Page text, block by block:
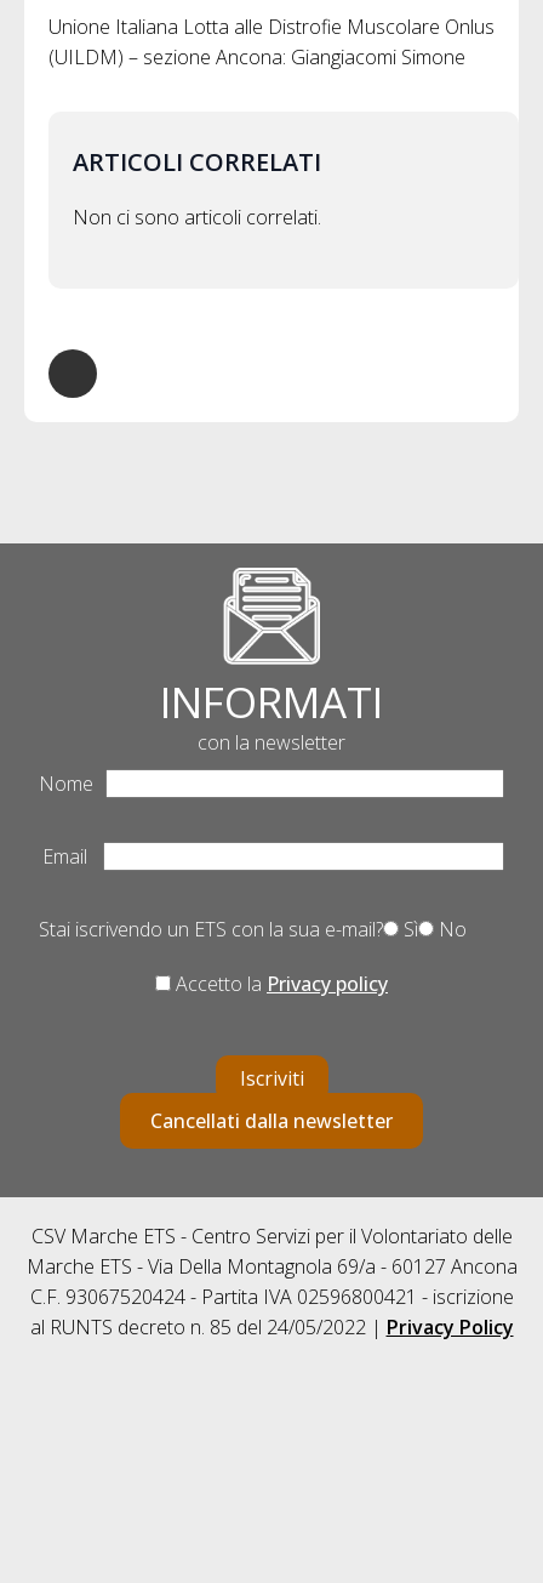
Unione Italiana Lotta alle Distrofie Muscolare Onlus
(UILDM) – sezione Ancona: Giangiacomi Simone
ARTICOLI CORRELATI
Non ci sono articoli correlati.
INFORMATI
con la newsletter
Nome
Email
Stai iscrivendo un ETS con la sua e-mail? Sì No
Accetto la Privacy policy
Iscriviti
Cancellati dalla newsletter
CSV Marche ETS - Centro Servizi per il Volontariato delle
Marche ETS - Via Della Montagnola 69/a - 60127 Ancona
C.F. 93067520424 - Partita IVA 02596800421 - iscrizione
al RUNTS decreto n. 85 del 24/05/2022 | Privacy Policy